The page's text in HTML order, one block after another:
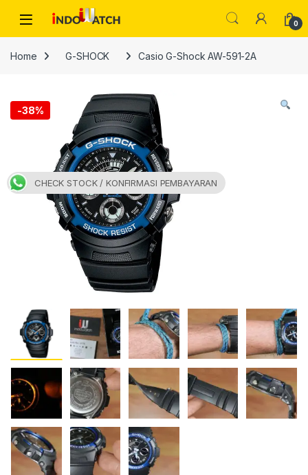
Open 0
Home G-SHOCK Casio G-Shock AW-591-2A
-38%
CHECK STOCK / KONFIRMASI PEMBAYARAN